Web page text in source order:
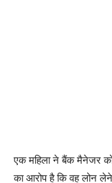
एक महिला ने बैंक मैनेजर
का आरोप है कि वह लोन